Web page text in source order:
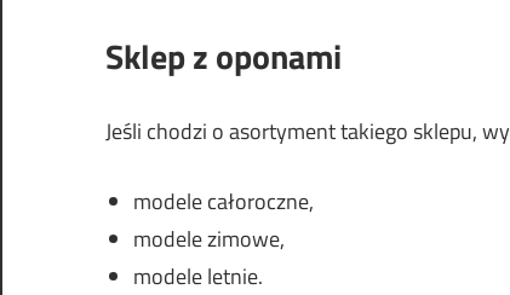
Sklep z oponami
Jeśli chodzi o asortyment takiego sklepu,
modele całoroczne,
modele zimowe,
modele letnie.